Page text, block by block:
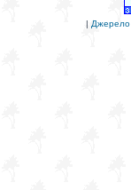
| Джерело